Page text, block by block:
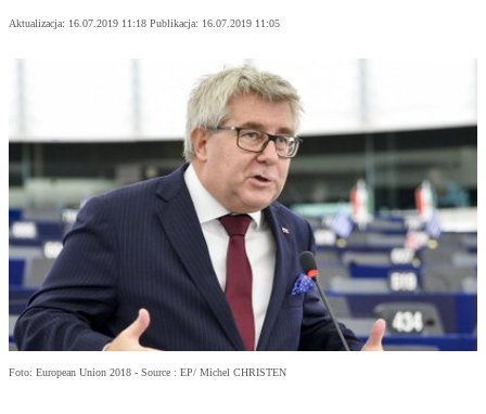
Aktualizacja: 16.07.2019 11:18 Publikacja: 16.07.2019 11:05
Foto: European Union 2018 - Source : EP/ Michel CHRISTEN